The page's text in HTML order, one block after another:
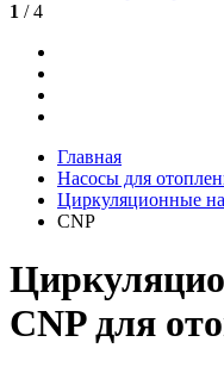
1 / 4
Главная
Насосы для
Циркуляционные
CNP
CNP для